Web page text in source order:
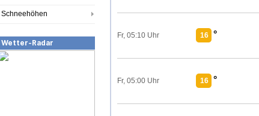
Schneehöhen
Wetter-Radar
Fr, 05:10 Uhr 16 °
Fr, 05:00 Uhr 16 °